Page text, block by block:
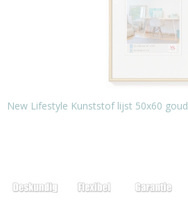
New Lifestyle Kunststof lijst 50x60 goud